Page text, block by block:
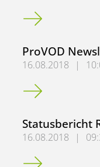
ProVOD
ProVOD
16.08.2018 |
ProVOD
Statusbericht
16.08.2018 |
Statusbericht